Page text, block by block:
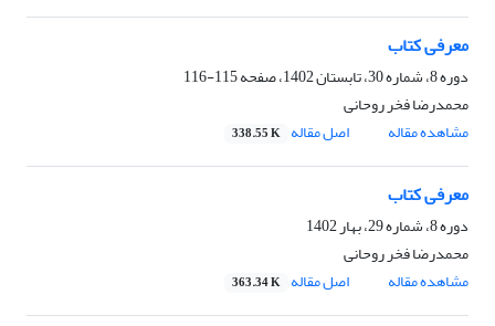
معرفی کتاب
دوره 8، شماره 30، تابستان 1402، صفحه
115-116
محمدرضا فخر روحانی
مشاهده مقاله
اصل مقاله 338.55 K
معرفی کتاب
دوره 8، شماره 29، بهار 1402
محمدرضا فخر روحانی
مشاهده مقاله
اصل مقاله 363.34 K